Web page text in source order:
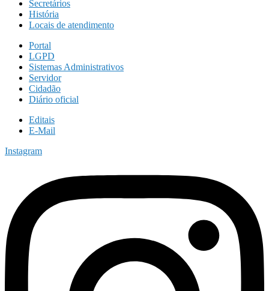
Secretários
História
Locais de atendimento
Portal
LGPD
Sistemas Administrativos
Servidor
Cidadão
Diário oficial
Editais
E-Mail
Instagram